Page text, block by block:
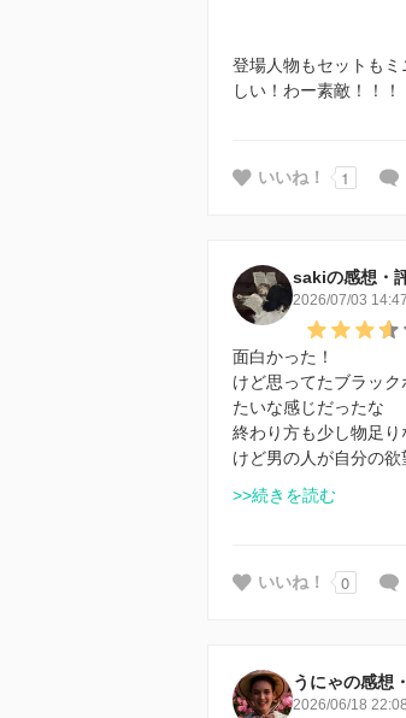
登場人物もセットも
しい！わー素敵！！！
いいね！ 1
sakiの感想・
2026/07/03 14:47
面白かった！
けど思ってたブラッ
たいな感じだったな
終わり方も少し物足り
けど男の人が自分の
>>続きを読む
いいね！ 0
うにゃの感想
2026/06/18 22:08